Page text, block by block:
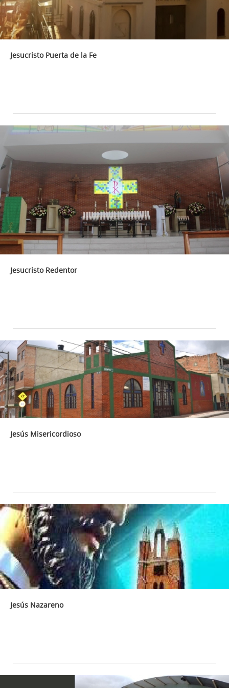
Jesucristo Puerta de la Fe
Jesucristo Redentor
Jesús Misericordioso
Jesús Nazareno